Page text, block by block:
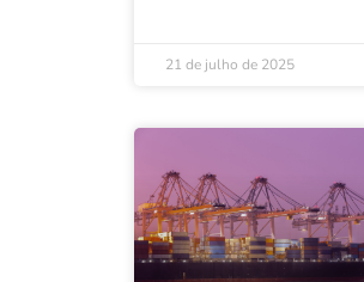
21 de julho de 2025